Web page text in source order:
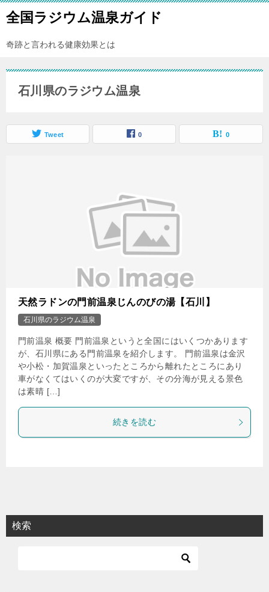
全国ラジウム温泉ガイド
奇跡と言われる健康効果とは
石川県のラジウム温泉
Tweet 0 0
天然ラドンの門前温泉じんのびの湯【石川】
石川県のラジウム温泉
門前温泉 概要 門前温泉というと全国にはいくつかあります
が、石川県にある門前温泉を紹介します。 門前温泉は金沢
や小松・加賀温泉といったところから離れたところにあり
車がなくてはいくのが大変ですが、その分海が見える景色
は素晴 […]
続きを読む
検索